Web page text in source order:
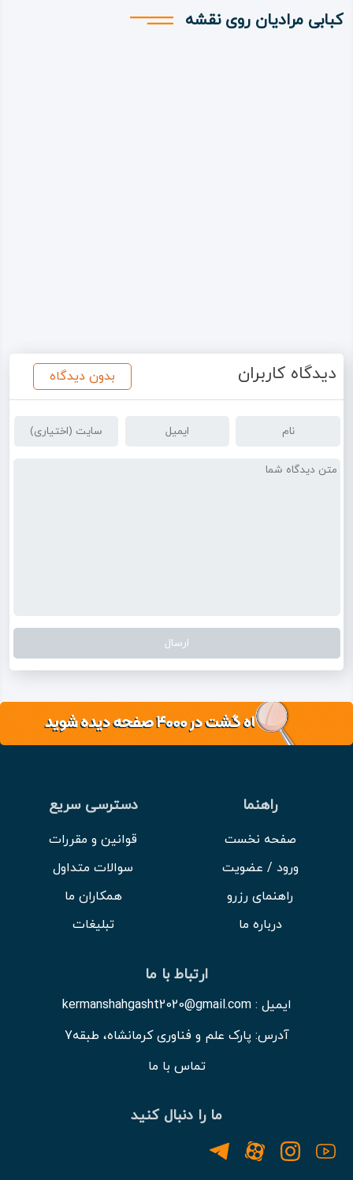
کبابی مرادیان روی نقشه
دیدگاه کاربران بدون دیدگاه
راهنما
صفحه نخست
ورود / عضویت
راهنمای رزرو
درباره ما
دسترسی سریع
قوانین و مقررات
سوالات متداول
همکاران ما
تبلیغات
ارتباط با ما
ایمیل : kermanshahgasht2020@gmail.com
آدرس: پارک علم و فناوری کرمانشاه، طبقه7
تماس با ما
ما را دنبال کنید